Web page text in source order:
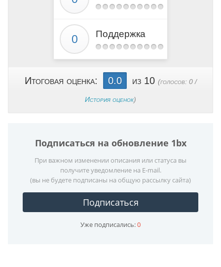
Поддержка
Итоговая оценка: 0.0 из 10 (голосов: 0/
История оценок)
Подписаться на обновление 1bx
При важном изменении описания или статуса вы
получите уведомление на E-mail.
(вы не будете подписаны на общую рассылку сайта)
Подписаться
Уже подписались:0